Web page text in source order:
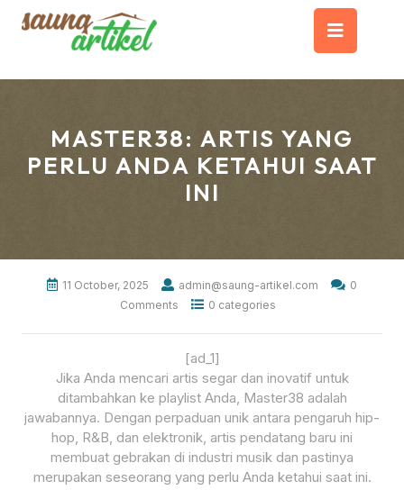
MASTER38: ARTIS YANG
PERLU ANDA KETAHUI SAAT
INI
11 October, 2025 admin@saung-artikel.com
0
Comments
0 categories
[ad_1]
Jika Anda mencari artis segar dan inovatif untuk
ditambahkan ke playlist Anda, Master38 adalah
jawabannya. Dengan perpaduan unik antara pengaruh hip-
hop, R&B, dan elektronik, artis pendatang baru ini
membuat gebrakan di industri musik dan pastinya
merupakan seseorang yang perlu Anda ketahui saat ini.